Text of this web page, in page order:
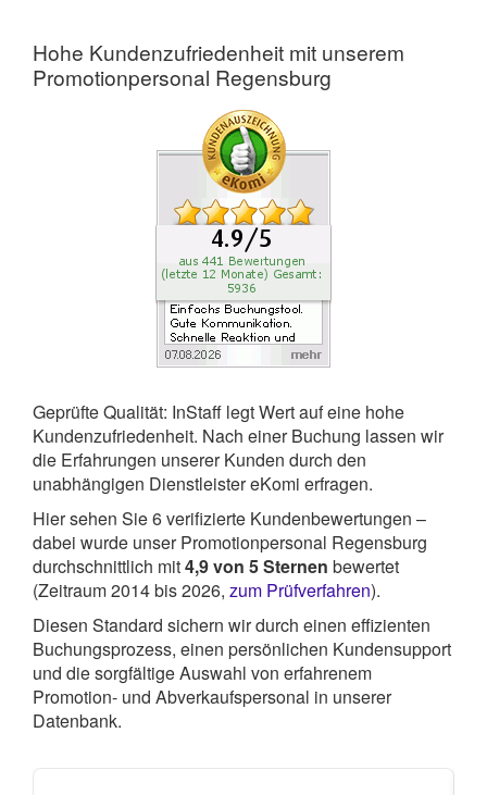
Hohe Kundenzufriedenheit mit unserem
Promotionpersonal Regensburg
Geprüfte Qualität: InStaff legt Wert auf eine hohe
Kundenzufriedenheit. Nach einer Buchung lassen wir
die Erfahrungen unserer Kunden durch den
unabhängigen Dienstleister eKomi erfragen.
Hier sehen Sie6verifizierte Kundenbewertungen –
dabei wurde unser Promotionpersonal Regensburg
durchschnittlich mit4,9von 5Sternen bewertet
(Zeitraum 2014 bis 2026, zum Prüfverfahren).
Diesen Standard sichern wir durch einen effizienten
Buchungsprozess, einen persönlichen Kundensupport
und die sorgfältige Auswahl von erfahrenem
Promotion- und Abverkaufspersonal in unserer
Datenbank.